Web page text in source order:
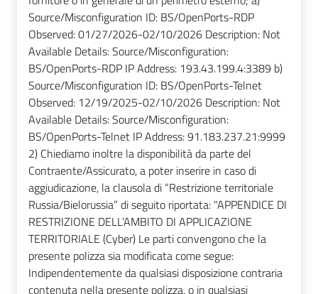
Source/Misconfiguration ID: BS/OpenPorts-RDP
Observed: 01/27/2026-02/10/2026 Description: Not
Available Details: Source/Misconfiguration:
BS/OpenPorts-RDP IP Address: 193.43.199.4:3389 b)
Source/Misconfiguration ID: BS/OpenPorts-Telnet
Observed: 12/19/2025-02/10/2026 Description: Not
Available Details: Source/Misconfiguration:
BS/OpenPorts-Telnet IP Address: 91.183.237.21:9999
2) Chiediamo inoltre la disponibilità da parte del
Contraente/Assicurato, a poter inserire in caso di
aggiudicazione, la clausola di “Restrizione territoriale
Russia/Bielorussia” di seguito riportata: "APPENDICE DI
RESTRIZIONE DELL’AMBITO DI APPLICAZIONE
TERRITORIALE (Cyber) Le parti convengono che la
presente polizza sia modificata come segue:
Indipendentemente da qualsiasi disposizione contraria
contenuta nella presente polizza, o in qualsiasi